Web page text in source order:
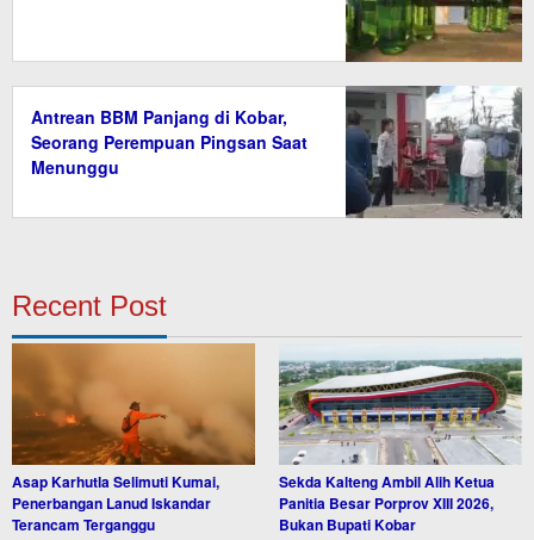
Antrean BBM Panjang di Kobar,
Seorang Perempuan Pingsan Saat
Menunggu
Recent Post
Asap Karhutla Selimuti Kumai,
Penerbangan Lanud Iskandar
Terancam Terganggu
Sekda Kalteng Ambil Alih Ketua
Panitia Besar Porprov XIII 2026,
Bukan Bupati Kobar